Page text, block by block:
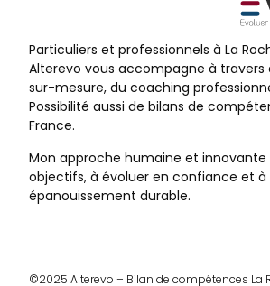
Particuliers et professionnels à La
Alterevo vous accompagne à
sur-mesure, du coaching
Possibilité aussi de bilans de
France.
Mon approche humaine et innovante
objectifs, à évoluer en confiance et
épanouissement durable.
©2025 Alterevo – Bilan de compétences La